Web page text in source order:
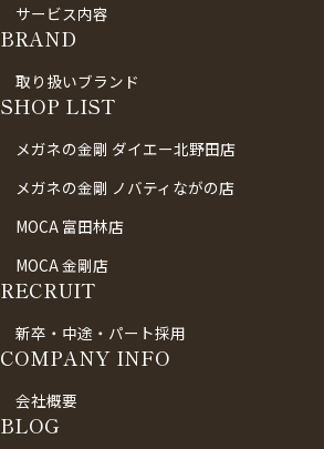
サービス内容
BRAND
取り扱いブランド
SHOP LIST
メガネの金剛 ダイエー北野田店
メガネの金剛 ノバティながの店
MOCA 富田林店
MOCA 金剛店
RECRUIT
新卒・中途・パート採用
COMPANY INFO
会社概要
BLOG